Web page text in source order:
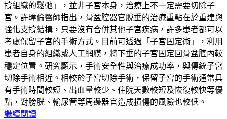
撐組織的鬆弛」，並非子宮本身，治療上不一定需要切除子
宮。許瑋倫醫師指出，骨盆腔器官脫垂的治療重點在於重建與
強化支撐結構，只要沒有合併其他子宮疾病，許多患者都可以
考慮保留子宮的手術方式。目前可透過「子宮固定術」，利用
患者自身的組織或人工網膜，將下垂的子宮固定回骨盆腔內較
穩定位置。研究顯示，手術安全性與治療成功率，與傳統子宮
切除手術相近。相較於子宮切除手術，保留子宮的手術通常具
有手術時間較短、出血量較少、住院天數較短及恢復較快等優
點，對膀胱、輸尿管等周邊器官造成損傷的風險也較低。
繼續閱讀